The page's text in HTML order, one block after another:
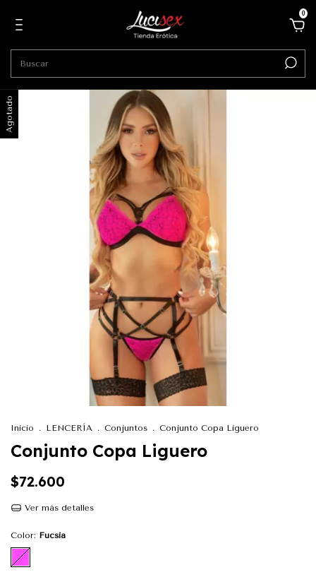
0
Agotado
Inicio . LENCERÍA . Conjuntos . Conjunto Copa Liguero
Conjunto Copa Liguero
$72.600
Ver más detalles
Color: Fucsia